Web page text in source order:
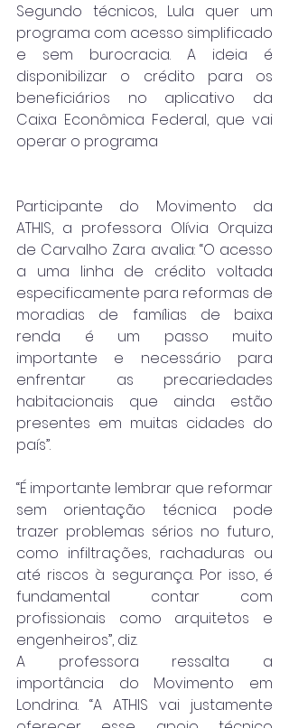
Segundo técnicos, Lula quer um
programa com acesso simplificado
e sem burocracia. A ideia é
disponibilizar o crédito para os
beneficiários no aplicativo da
Caixa Econômica Federal, que vai
operar o programa
Participante do Movimento da
ATHIS, a professora Olívia Orquiza
de Carvalho Zara avalia: “O acesso
a uma linha de crédito voltada
especificamente para reformas de
moradias de famílias de baixa
renda é um passo muito
importante e necessário para
enfrentar as precariedades
habitacionais que ainda estão
presentes em muitas cidades do
país”.
“É importante lembrar que reformar
sem orientação técnica pode
trazer problemas sérios no futuro,
como infiltrações, rachaduras ou
até riscos à segurança. Por isso, é
fundamental contar com
profissionais como arquitetos e
engenheiros”, diz.
A professora ressalta a
importância do Movimento em
Londrina. “A ATHIS vai justamente